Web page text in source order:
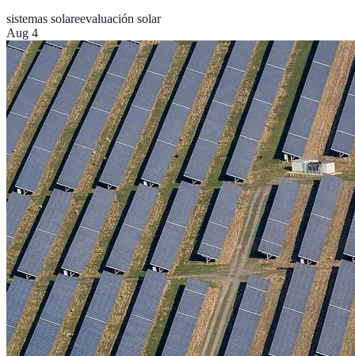
sistemas solareevaluación solar
Aug 4